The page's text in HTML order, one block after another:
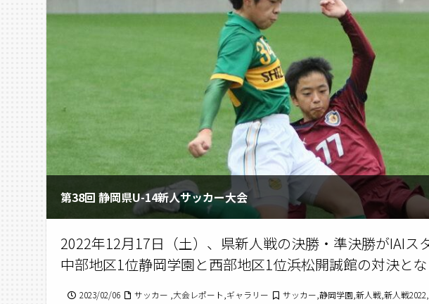
第38回 静岡県U-14新人サッカー大会
2022年12月17日（土）、県新人戦の決勝・準決勝がIAIス
中部地区1位静岡学園と西部地区1位浜松開誠館の対決とな
2023/02/06 サッカー ,大会レポート,ギャラリー サッカー,静岡学園,新人戦,新人戦